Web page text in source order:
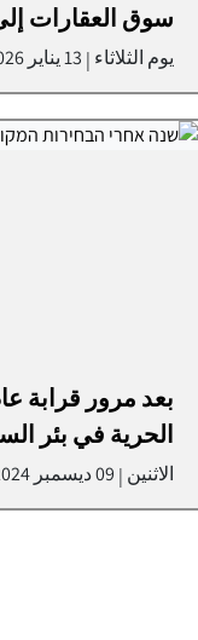
سوق العقارات
يوم الثلاثاء | 13 يناير 2026
بعد مرور قرابة
الحرية في بئر
الاثنين | 09 ديسمبر 2024